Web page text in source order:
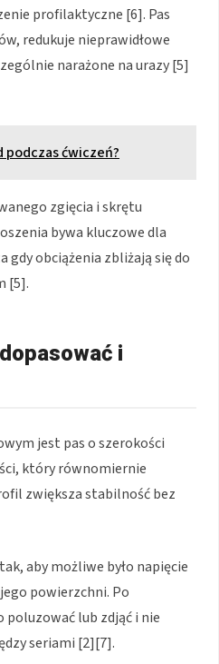
profilaktyczne [6]. Pas
redukuje nieprawidłowe
narażone na urazy [5]
ćwiczeń?
zgięcia i skrętu
bywa kluczowe dla
gdy obciążenia zbliżają się do
[5].
i
jest pas o szerokości
który równomiernie
zwiększa stabilność bez
aby możliwe było napięcie
powierzchni. Po
poluzować lub zdjąć i nie
seriami [2][7].